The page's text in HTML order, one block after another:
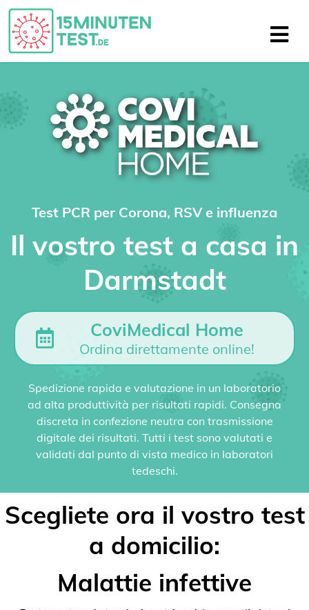
Test PCR per Corona, RSV e influenza
Il vostro test a casa in
Darmstadt
CoviMedical Home
Ordina direttamente online!
Spedizione rapida e valutazione in un laboratorio
ad alta produttività per risultati rapidi. Consegna
discreta in confezione neutra con trasmissione
digitale dei risultati. Tutti i test sono valutati e
validati dal punto di vista medico in laboratori
tedeschi.
Scegliete ora il vostro test
a domicilio:
Malattie infettive